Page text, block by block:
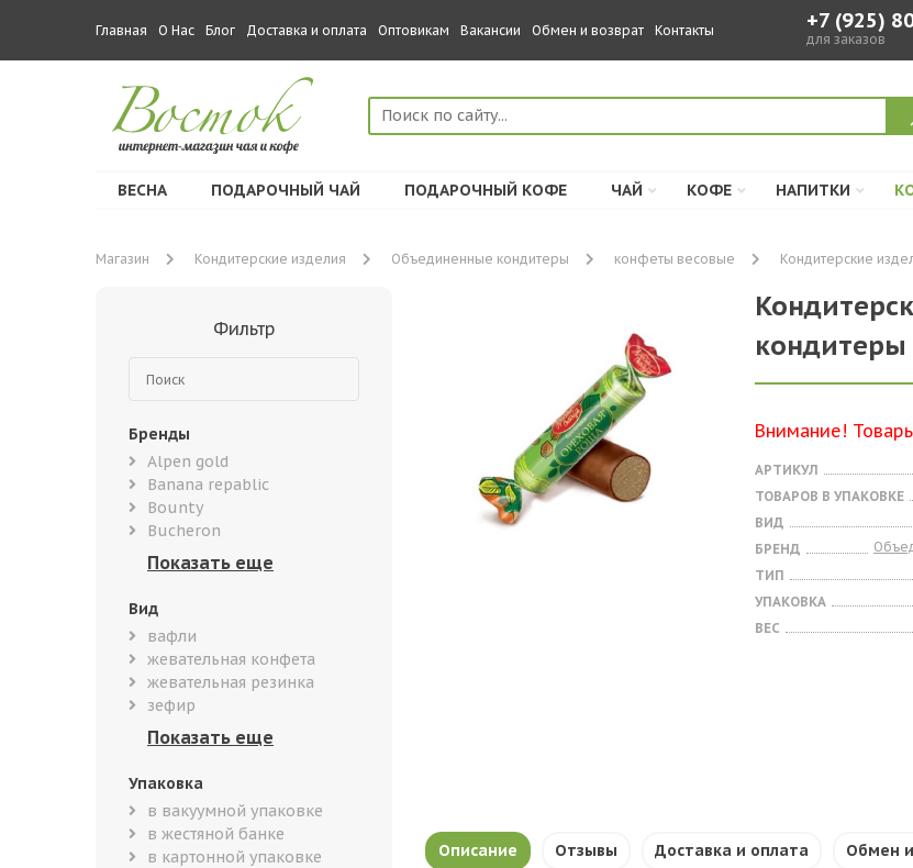
Главная О Нас Блог Доставка и оплата Оптовикам Вакансии Обмен и возврат Контакты +7 (925)
для заказов
ВЕСНА ПОДАРОЧНЫЙ ЧАЙ ПОДАРОЧНЫЙ КОФЕ ЧАЙ КОФЕ НАПИТКИ
Магазин Кондитерские изделия Объединенные кондитеры конфеты весовые Кондитерские
Фильтр
Бренды
Alpen gold
Banana repablic
Bounty
Bucheron
Вид
вафли
жевательная конфета
жевательная резинка
зефир
Упаковка
в вакуумной упаковке
в жестяной банке
в картонной упаковке
кондитеры
Внимание!
АРТИКУЛ
ТОВАРОВ В УПАКОВКЕ
ВИД
БРЕНД
ТИП
УПАКОВКА
ВЕС
Описание Отзывы Доставка и оплата Обмен